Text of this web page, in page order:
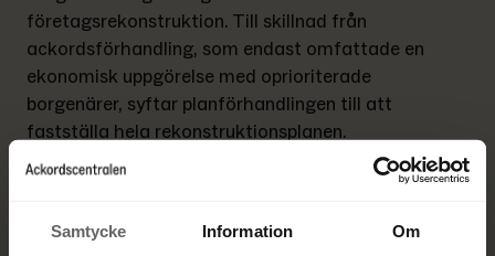
Samtycke Information Om
företagsrekonstruktion. Till skillnad från
ackordsförhandling, som endast omfattade en
ekonomisk uppgörelse med oprioriterade
borgenärer, syftar planförhandlingen till att
fastställa hela rekonstruktionsplanen.
En planförhandling kan endast hållas inom ramen
Gäldenären har möjlighet att begära